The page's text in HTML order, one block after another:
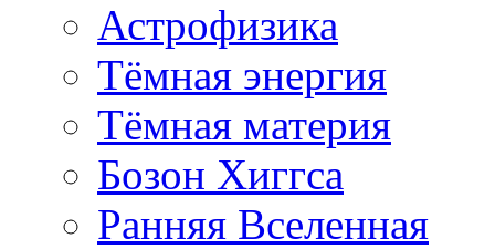
Астрофизика
Тёмная энергия
Тёмная материя
Бозон Хиггса
Ранняя Вселенная